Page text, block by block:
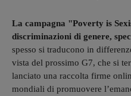
La campagna "Poverty is
discriminazioni di genere,
spesso si traducono in
vista del prossimo G7, che si
lanciato una raccolta firme
mondiali di promuovere